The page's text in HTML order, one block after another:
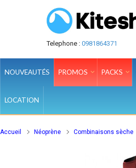
Telephone : 0981864371
NOUVEAUTÉS PROMOS PACKS
LOCATION
Accueil Néoprène Combinaisons sèche